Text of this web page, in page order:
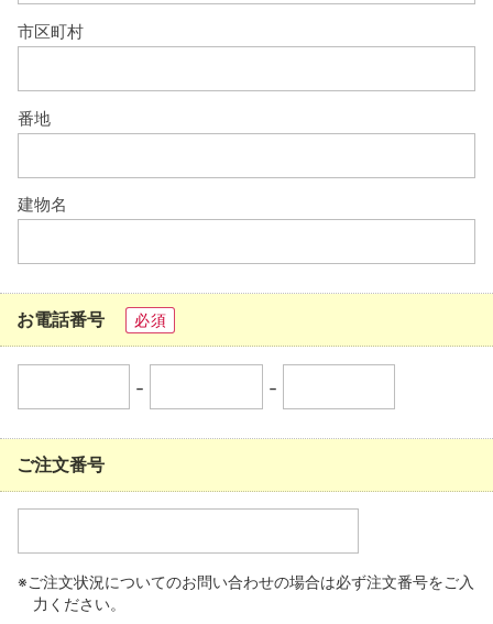
市区町村
番地
建物名
お電話番号 必須
- -
ご注文番号
※ご注文状況についてのお問い合わせの場合は必ず注文番号をご入
力ください。